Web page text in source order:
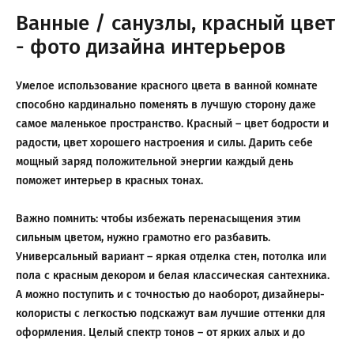
Ванные / санузлы, красный цвет
- фото дизайна интерьеров
Умелое использование красного цвета в ванной комнате
способно кардинально поменять в лучшую сторону даже
самое маленькое пространство. Красный – цвет бодрости и
радости, цвет хорошего настроения и силы. Дарить себе
мощный заряд положительной энергии каждый день
поможет интерьер в красных тонах.
Важно помнить: чтобы избежать перенасыщения этим
сильным цветом, нужно грамотно его разбавить.
Универсальный вариант – яркая отделка стен, потолка или
пола с красным декором и белая классическая сантехника.
А можно поступить и с точностью до наоборот, дизайнеры-
колористы с легкостью подскажут вам лучшие оттенки для
оформления. Целый спектр тонов – от ярких алых и до